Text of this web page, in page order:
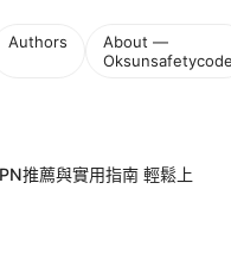
Authors
About —
推薦與實用指南 輕鬆上